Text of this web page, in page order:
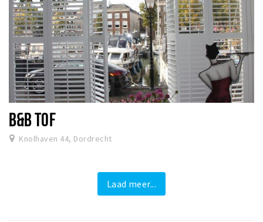
B&B TOF
Knolhaven 44, Dordrecht
Laad meer...